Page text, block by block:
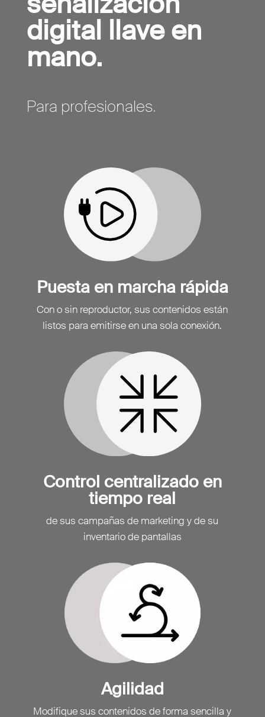
digital llave en
mano.
Para profesionales.
Puesta en marcha rápida
Con o sin reproductor, sus contenidos están
listos para emitirse en una sola conexión.
Control centralizado en
tiempo real
de sus campañas de marketing y de su
inventario de pantallas
Agilidad
Modifique sus contenidos de forma sencilla y